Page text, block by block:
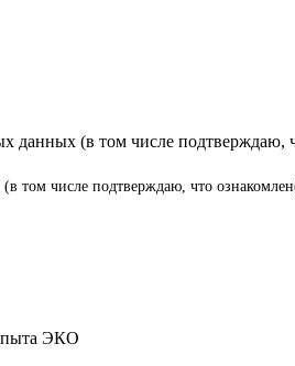
данных (в том числе
том числе подтверждаю, что
ЭКО